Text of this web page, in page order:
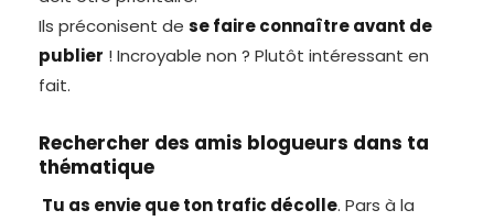
Ils préconisent de se faire connaître avant de
publier ! Incroyable non ? Plutôt intéressant en
fait.
Rechercher des amis blogueurs dans ta
thématique
Tu as envie que ton trafic décolle. Pars à la